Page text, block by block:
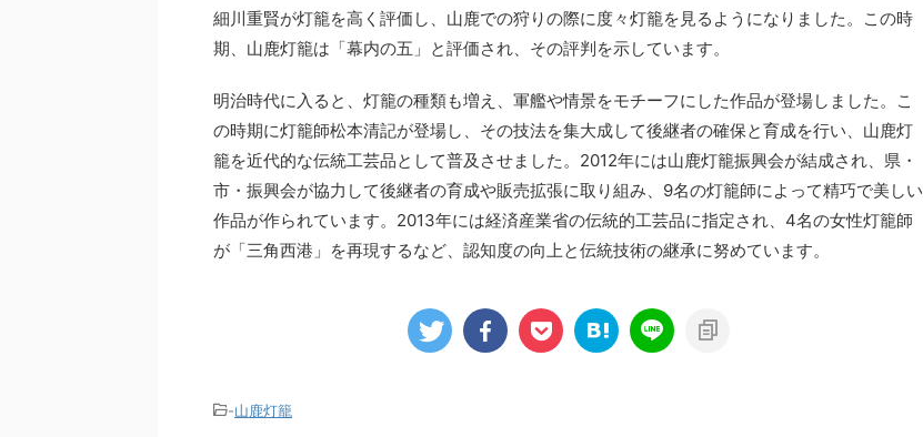
細川重賢が灯籠を高く評価し、山鹿での狩りの際に度々灯籠を見るようになりました。この時
期、山鹿灯籠は「幕内の五」と評価され、その評判を示しています。
明治時代に入ると、灯籠の種類も増え、軍艦や情景をモチーフにした作品が登場しました。こ
の時期に灯籠師松本清記が登場し、その技法を集大成して後継者の確保と育成を行い、山鹿灯
籠を近代的な伝統工芸品として普及させました。2012年には山鹿灯籠振興会が結成され、県・
市・振興会が協力して後継者の育成や販売拡張に取り組み、9名の灯籠師によって精巧で美しい
作品が作られています。2013年には経済産業省の伝統的工芸品に指定され、4名の女性灯籠師
が「三角西港」を再現するなど、認知度の向上と伝統技術の継承に努めています。
-山鹿灯籠